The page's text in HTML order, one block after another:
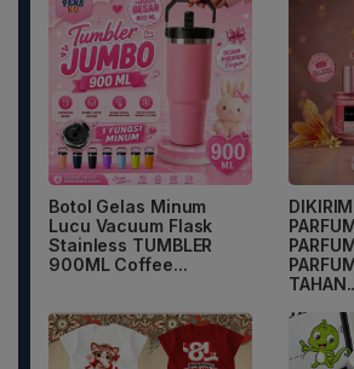
Botol Gelas Minum
Lucu Vacuum Flask
Stainless TUMBLER
900ML Coffee...